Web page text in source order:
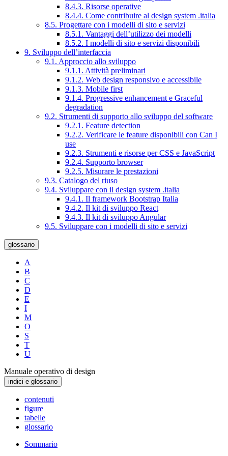
8.4.3. Risorse operative
8.4.4. Come contribuire al design system .italia
8.5. Progettare con i modelli di sito e servizi
8.5.1. Vantaggi dell’utilizzo dei modelli
8.5.2. I modelli di sito e servizi disponibili
9. Sviluppo dell’interfaccia
9.1. Approccio allo sviluppo
9.1.1. Attività preliminari
9.1.2. Web design responsivo e accessibile
9.1.3. Mobile first
9.1.4. Progressive enhancement e Graceful
degradation
9.2. Strumenti di supporto allo sviluppo del software
9.2.1. Feature detection
9.2.2. Verificare le feature disponibili con Can I
use
9.2.3. Strumenti e risorse per CSS e JavaScript
9.2.4. Supporto browser
9.2.5. Misurare le prestazioni
9.3. Catalogo del riuso
9.4. Sviluppare con il design system .italia
9.4.1. Il framework Bootstrap Italia
9.4.2. Il kit di sviluppo React
9.4.3. Il kit di sviluppo Angular
9.5. Sviluppare con i modelli di sito e servizi
glossario
A
B
C
D
E
I
M
O
S
T
U
Manuale operativo di design
indici e glossario
contenuti
figure
tabelle
glossario
Sommario